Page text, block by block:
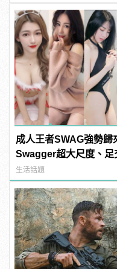
成人王者SWAG強勢歸
Swagger超大尺度、足
紅海鮮通通有，親自教
結！ | manfashion這
生活話題